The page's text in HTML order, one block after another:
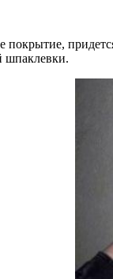
покрытие,
шпаклевки.